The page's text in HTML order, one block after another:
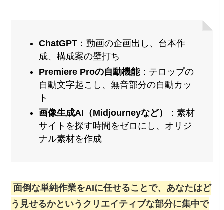
ChatGPT ：動画の企画出し、台本作
成、構成案の壁打ち
Premiere Proの自動機能：テロップの
自動文字起こし、無音部分の自動カッ
ト
画像生成AI（Midjourneyなど）
：素材
サイトを探す時間をゼロにし、オリジ
ナル素材を作成
面倒な単純作業をAIに任せることで、あなたはど
う見せるかというクリエイティブな部分に集中で